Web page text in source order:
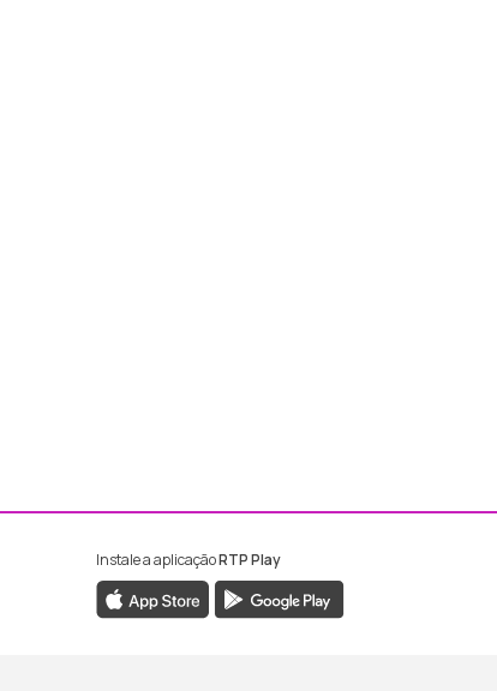
da RTP Madeira
da RTP Madeira
Instale a aplicaçãoRTP Play